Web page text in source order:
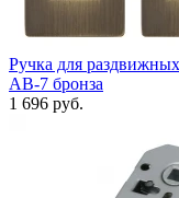
Ручка для
АВ-7 бронза
1 696 руб.